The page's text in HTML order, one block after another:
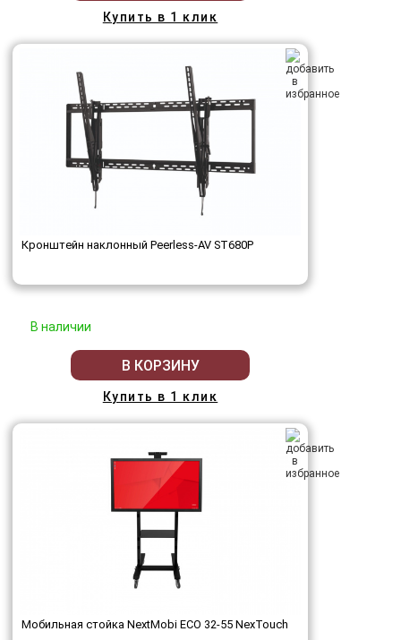
Купить в 1 клик
Кронштейн наклонный Peerless-AV ST680P
В наличии
В КОРЗИНУ
Купить в 1 клик
Мобильная стойка NextMobi ECO 32-55 NexTouch